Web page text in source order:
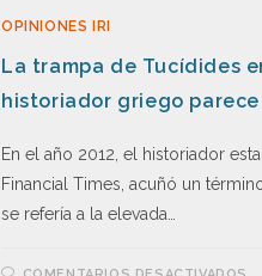
OPINIONES IRI
La trampa de Tucídides
historiador griego
En el año 2012, el historiador
Financial Times, acuñó un
se refería a la elevada…